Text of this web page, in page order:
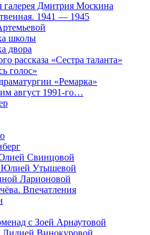
галерея Дмитрия Москина
1941 — 1945
школы
двора
рассказа «Сестра таланта»
голос»
«Ремарка»
август 1991-го…
Свинцовой
Юлией Утышевой
Ларионовой
Впечатления
с Зоей Арнаутовой